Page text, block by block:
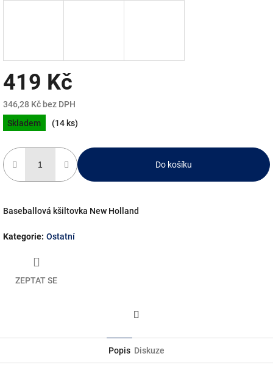
419 Kč
346,28 Kč bez DPH
Měrná
cena:
Skladem (14 ks)
Do košíku
Baseballová kšiltovka New Holland
Kategorie: Ostatní
ZEPTAT SE
Popis Diskuze